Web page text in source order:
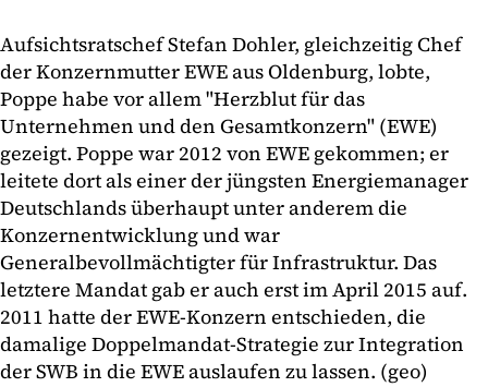
Aufsichtsratschef Stefan Dohler, gleichzeitig Chef
der Konzernmutter EWE aus Oldenburg, lobte,
Poppe habe vor allem "Herzblut für das
Unternehmen und den Gesamtkonzern" (EWE)
gezeigt. Poppe war 2012 von EWE gekommen; er
leitete dort als einer der jüngsten Energiemanager
Deutschlands überhaupt unter anderem die
Konzernentwicklung und war
Generalbevollmächtigter für Infrastruktur. Das
letztere Mandat gab er auch erst im April 2015 auf.
2011 hatte der EWE-Konzern entschieden, die
damalige Doppelmandat-Strategie zur Integration
der SWB in die EWE auslaufen zu lassen. (geo)